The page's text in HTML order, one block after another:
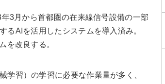
3月から首都圏の在来線信号設備の一部
るAIを活用したシステムを導入済み。
を改良する。
習）の学習に必要な作業量が多く、